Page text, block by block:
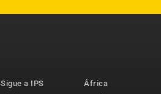
Sigue a IPS
África